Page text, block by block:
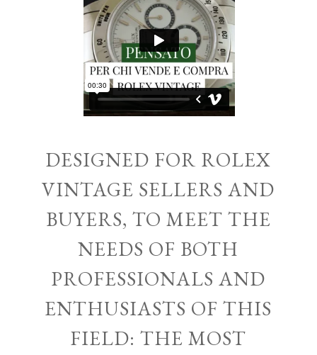
DESIGNED FOR ROLEX
VINTAGE SELLERS AND
BUYERS, TO MEET THE
NEEDS OF BOTH
PROFESSIONALS AND
ENTHUSIASTS OF THIS
FIELD: THE MOST